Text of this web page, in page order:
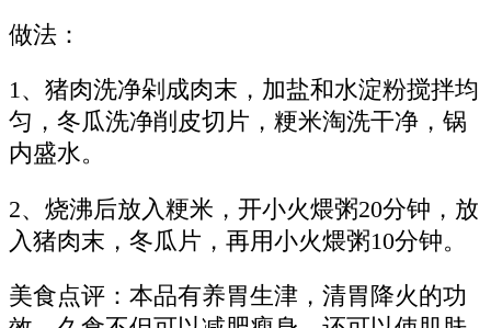
做法：
1、猪肉洗净剁成肉末，加盐和水淀粉搅拌均
匀，冬瓜洗净削皮切片，粳米淘洗干净，锅
内盛水。
2、烧沸后放入粳米，开小火煨粥20分钟，放
入猪肉末，冬瓜片，再用小火煨粥10分钟。
美食点评：本品有养胃生津，清胃降火的功